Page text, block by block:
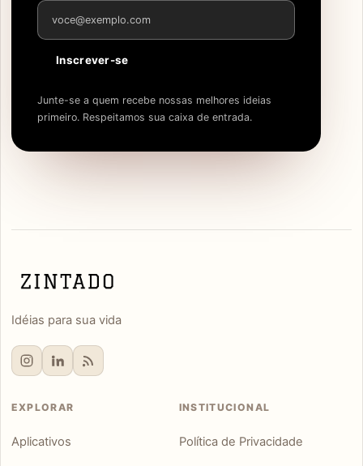
Endereço de e-mail
Inscrever-se
Junte-se a quem recebe nossas melhores ideias
primeiro. Respeitamos sua caixa de entrada.
Idéias para sua vida
EXPLORAR
Aplicativos
INSTITUCIONAL
Política de Privacidade